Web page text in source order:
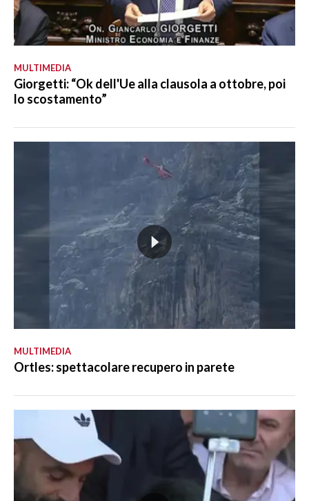
MULTIMEDIA
Giorgetti: “Ok dell'Ue alla clausola a ottobre, poi
lo scostamento”
MULTIMEDIA
Ortles: spettacolare recupero in parete